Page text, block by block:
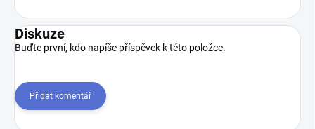
Diskuze
Buďte první, kdo napíše příspěvek k této položce.
Přidat komentář